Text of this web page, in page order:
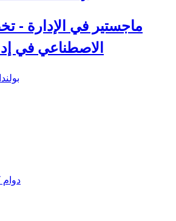
ماجستير في الإدارة -
الاصطناعي في
Warsaw, بولندا